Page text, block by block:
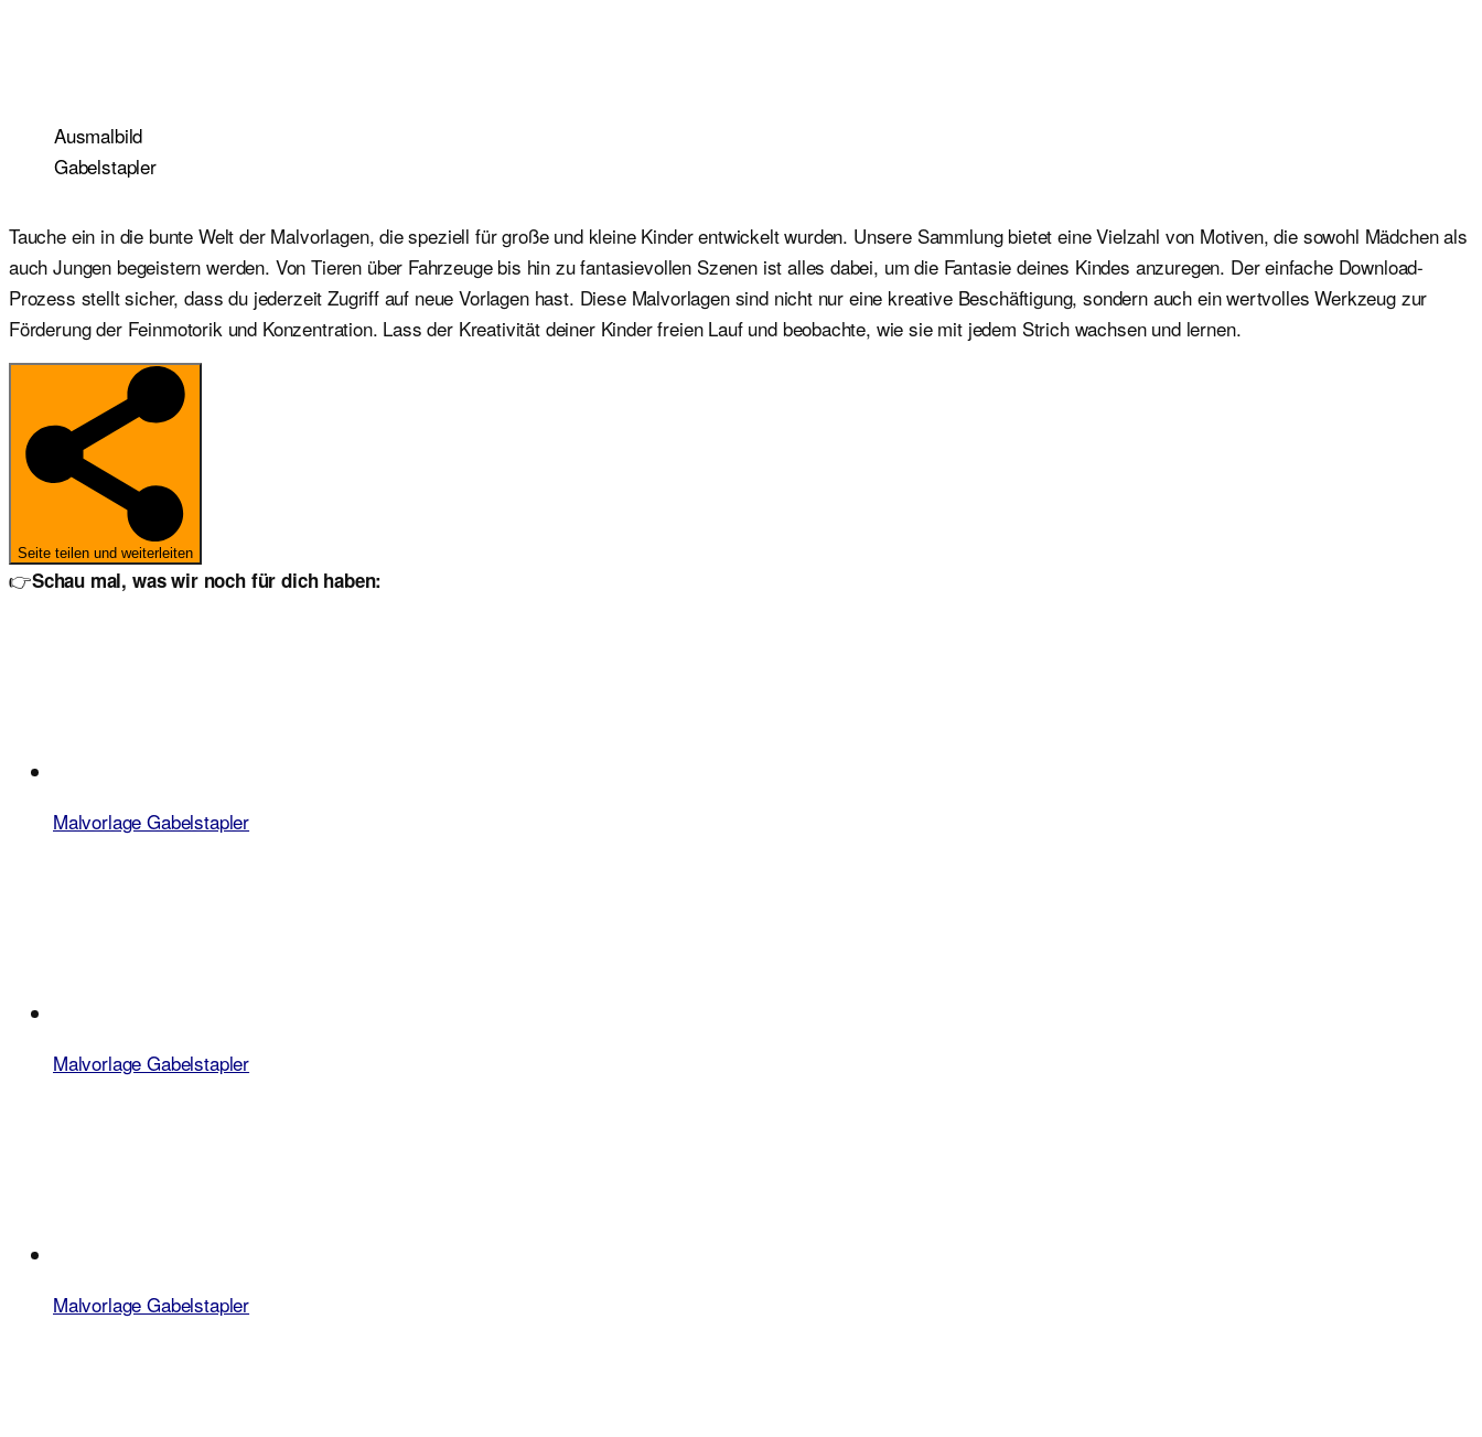
Ausmalbild
Gabelstapler
​Tauche ein in die bunte Welt der Malvorlagen, die speziell für große und kleine Kinder entwickelt wurden. Unsere Sammlung bietet eine Vielzahl von Motiven, die sowohl Mädchen als
auch Jungen begeistern werden. Von Tieren über Fahrzeuge bis hin zu fantasievollen Szenen ist alles dabei, um die Fantasie deines Kindes anzuregen. Der einfache Download-
Prozess stellt sicher, dass du jederzeit Zugriff auf neue Vorlagen hast. Diese Malvorlagen sind nicht nur eine kreative Beschäftigung, sondern auch ein wertvolles Werkzeug zur
Förderung der Feinmotorik und Konzentration. Lass der Kreativität deiner Kinder freien Lauf und beobachte, wie sie mit jedem Strich wachsen und lernen.
Seite teilen und weiterleiten
👉Schau mal, was wir noch für dich haben:
Malvorlage Gabelstapler
Malvorlage Gabelstapler
Malvorlage Gabelstapler